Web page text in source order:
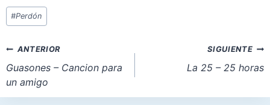
Etiquetas
de
entrada:
#Perdón
Navegación
de
entradas
ANTERIOR
Guasones – Cancion para
un amigo
SIGUIENTE
La 25 – 25 horas